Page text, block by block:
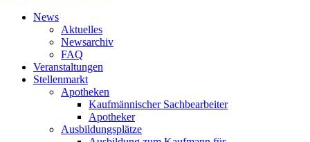
News
Aktuelles
Newsarchiv
FAQ
Veranstaltungen
Stellenmarkt
Apotheken
Kaufmännischer Sachbearbeiter
Apotheker
Ausbildungsplätze